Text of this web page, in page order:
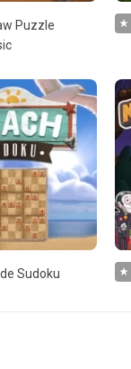
Puzzle
Sudoku